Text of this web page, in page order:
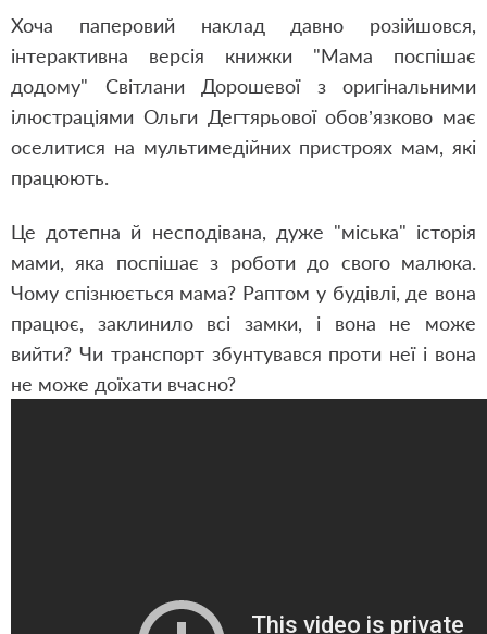
Хоча паперовий наклад давно розійшовся,
інтерактивна версія книжки "Мама поспішає
додому" Світлани Дорошевої з оригінальними
ілюстраціями Ольги Дегтярьової обов’язково має
оселитися на мультимедійних пристроях мам, які
працюють.
Це дотепна й несподівана, дуже "міська" історія
мами, яка поспішає з роботи до свого малюка.
Чому спізнюється мама? Раптом у будівлі, де вона
працює, заклинило всі замки, і вона не може
вийти? Чи транспорт збунтувався проти неї і вона
не може доїхати вчасно?